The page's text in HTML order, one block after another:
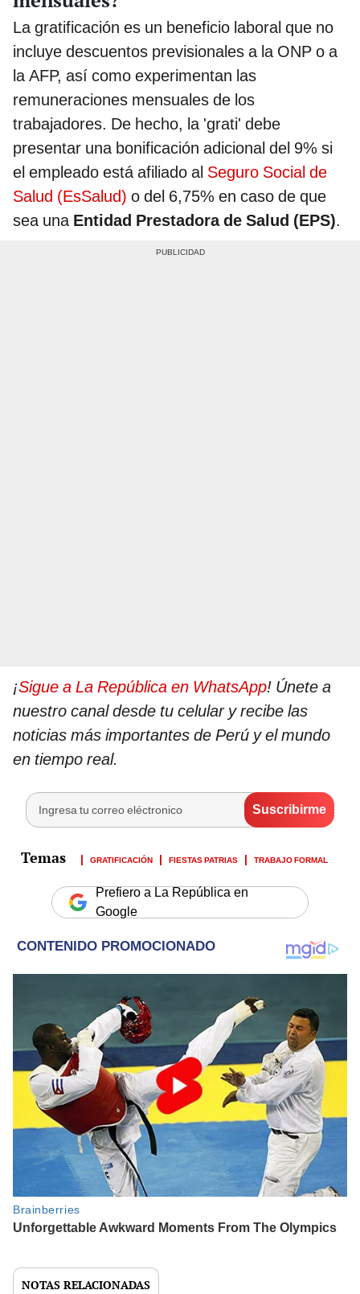
La gratificación es un beneficio laboral que no
incluye descuentos previsionales a la ONP o a
la AFP, así como experimentan las
remuneraciones mensuales de los
trabajadores. De hecho, la 'grati' debe
presentar una bonificación adicional del 9% si
el empleado está afiliado al Seguro Social de
Salud (EsSalud) o del 6,75% en caso de que
sea una Entidad Prestadora de Salud (EPS).
¡Sigue a La República en WhatsApp! Únete a
nuestro canal desde tu celular y recibe las
noticias más importantes de Perú y el mundo
en tiempo real.
GRATIFICACIÓN FIESTAS PATRIAS TRABAJO FORMAL
Prefiero a La República en
Google
NOTAS RELACIONADAS